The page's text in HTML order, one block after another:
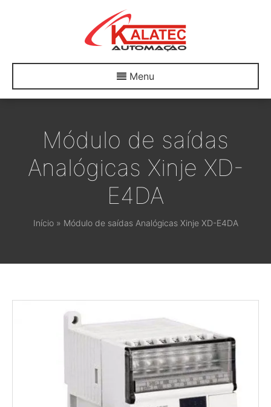
Menu
Módulo de saídas
Analógicas Xinje XD-
E4DA
Início» Módulo de saídas Analógicas Xinje XD-E4DA